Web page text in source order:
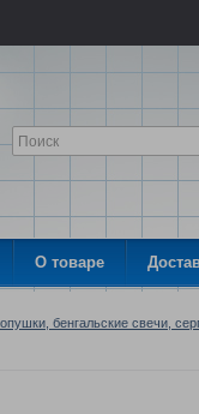
О товаре
бенгальские свечи,